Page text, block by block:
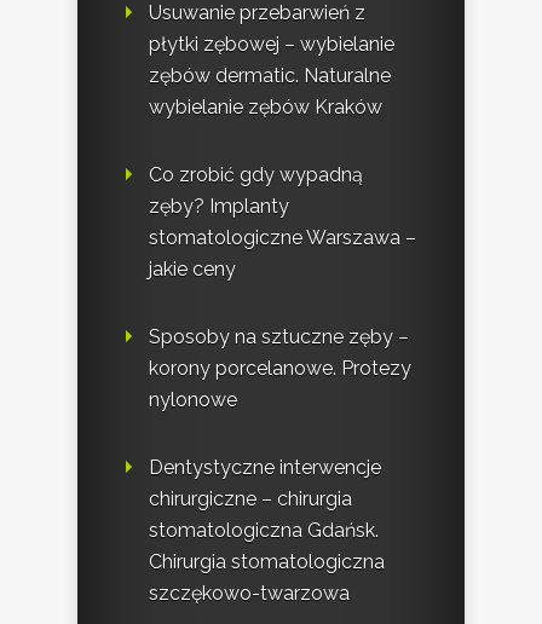
Usuwanie przebarwień z
płytki zębowej – wybielanie
zębów dermatic. Naturalne
wybielanie zębów Kraków
Co zrobić gdy wypadną
zęby? Implanty
stomatologiczne Warszawa –
jakie ceny
Sposoby na sztuczne zęby –
korony porcelanowe. Protezy
nylonowe
Dentystyczne interwencje
chirurgiczne – chirurgia
stomatologiczna Gdańsk.
Chirurgia stomatologiczna
szczękowo-twarzowa